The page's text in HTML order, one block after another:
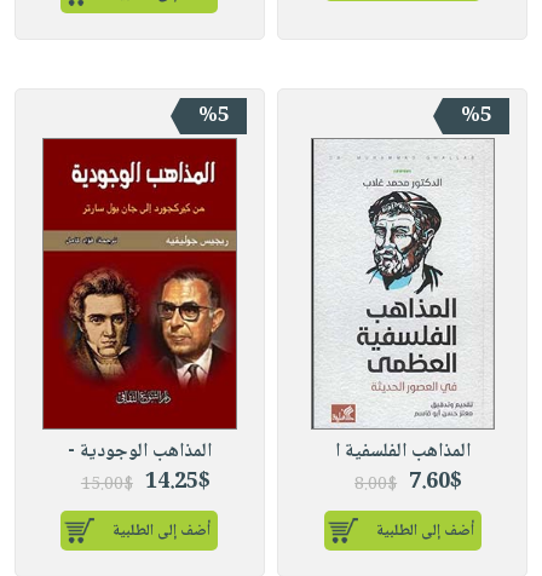
%5
المذاهب الفلسفية ا
7.60$
8.00$
أضف إلى الطلبية
%5
المذاهب الوجودية -
14.25$
15.00$
أضف إلى الطلبية